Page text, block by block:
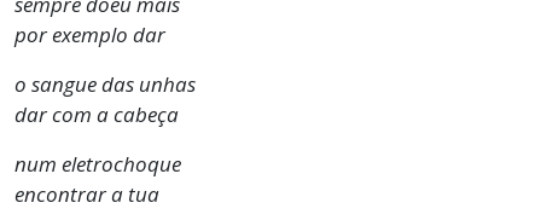
por exemplo dar
o sangue das unhas
dar com a cabeça
num eletrochoque
encontrar a tua